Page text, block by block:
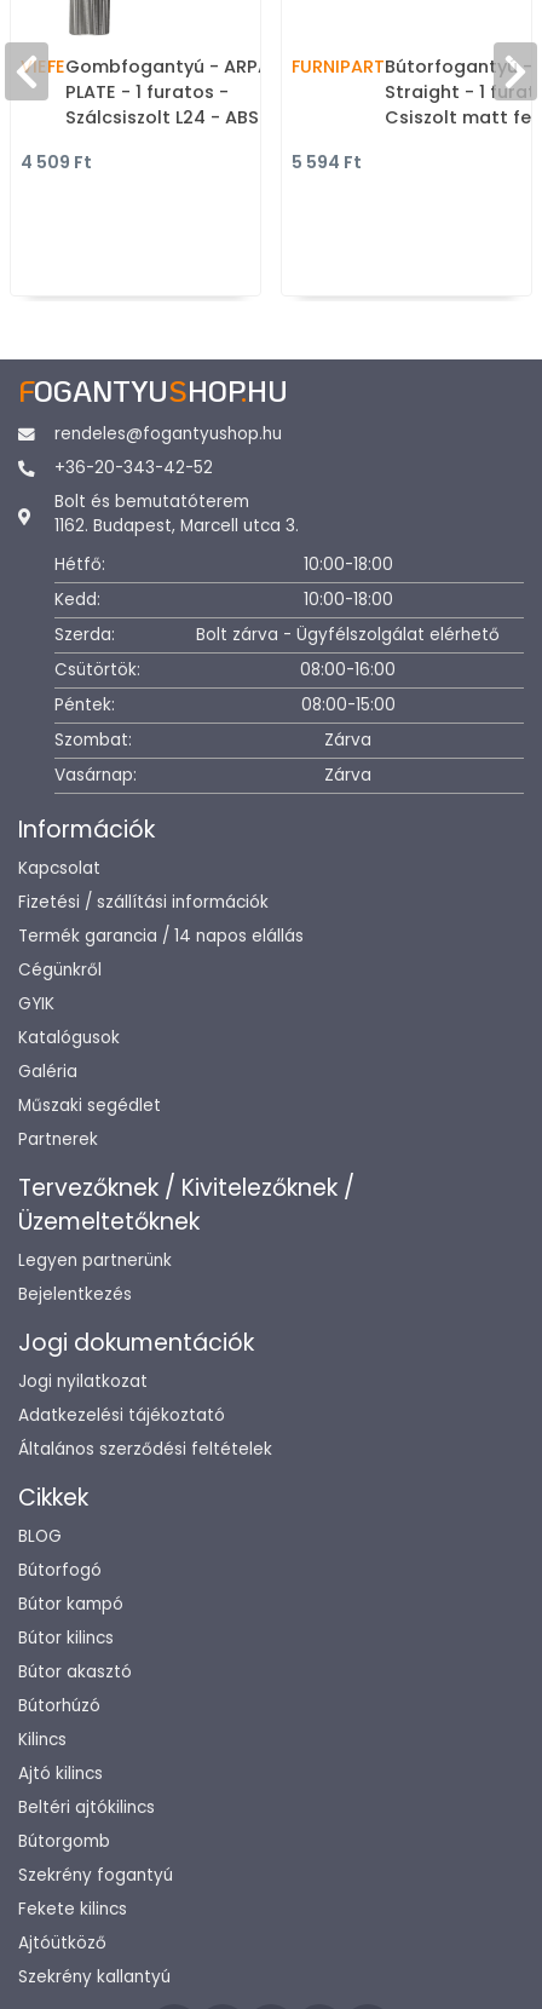
VIEFEGombfogantyú - ARPA
PLATE - 1 furatos -
Szálcsiszolt L24 - ABS
gombfogantyú,
4 509 Ft
FURNIPARTBútorfogantyú -
Straight - 1
Csiszolt matt
5 594 Ft
FOGANTYUSHOP.HU
rendeles@fogantyushop.hu
+36-20-343-42-52
Bolt és bemutatóterem
1162. Budapest, Marcell utca 3.
Hétfő:
10:00-18:00
Kedd:
10:00-18:00
Szerda:
Bolt zárva - Ügyfélszolgálat elérhető
Csütörtök:
08:00-16:00
Péntek:
08:00-15:00
Szombat:
Zárva
Vasárnap:
Zárva
Információk
Kapcsolat
Fizetési / szállítási információk
Termék garancia / 14 napos elállás
Cégünkről
GYIK
Katalógusok
Galéria
Műszaki segédlet
Partnerek
Tervezőknek / Kivitelezőknek /
Üzemeltetőknek
Legyen partnerünk
Bejelentkezés
Jogi dokumentációk
Jogi nyilatkozat
Adatkezelési tájékoztató
Általános szerződési feltételek
Cikkek
BLOG
Bútorfogó
Bútor kampó
Bútor kilincs
Bútor akasztó
Bútorhúzó
Kilincs
Ajtó kilincs
Beltéri ajtókilincs
Bútorgomb
Szekrény fogantyú
Fekete kilincs
Ajtóütköző
Szekrény kallantyú